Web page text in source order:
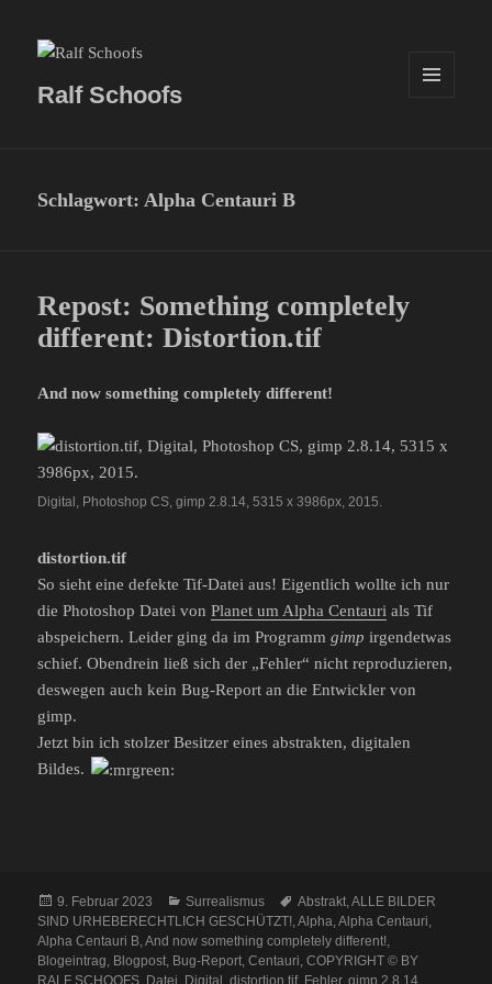
Ralf Schoofs
Schlagwort: Alpha Centauri B
Repost: Something completely
different: Distortion.tif
And now something completely different!
Digital, Photoshop CS, gimp 2.8.14, 5315 x 3986px, 2015.
distortion.tif
So sieht eine defekte Tif-Datei aus! Eigentlich wollte ich nur
die Photoshop Datei vonPlanet um Alpha Centauri als Tif
abspeichern. Leider ging da im Programmgimp irgendetwas
schief. Obendrein ließ sich der „Fehler“ nicht reproduzieren,
deswegen auch kein Bug-Report an die Entwickler von
gimp.
Jetzt bin ich stolzer Besitzer eines abstrakten, digitalen
Bildes.
Veröffentlicht
am
9. Februar 2023 Kategorien
Surrealismus Schlagwörter
Abstrakt ,ALLE BILDER
SIND URHEBERECHTLICH GESCHÜTZT! ,Alpha ,Alpha Centauri
Alpha Centauri B ,And now something completely different!
Blogeintrag Blogpost Bug-Report ,Centauri ,COPYRIGHT © BY
RALF SCHOOFS Datei Digital ,distortion.tif, Fehler,gimp 2.8.14